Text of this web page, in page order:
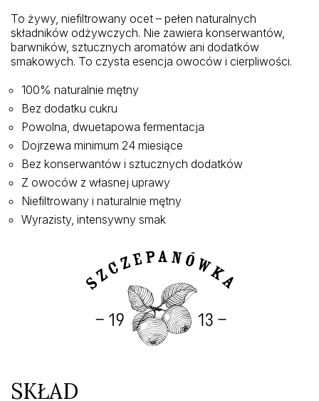
To żywy, niefiltrowany ocet – pełen naturalnych
składników odżywczych. Nie zawiera konserwantów,
barwników, sztucznych aromatów ani dodatków
smakowych. To czysta esencja owoców i cierpliwości.
100% naturalnie mętny
Bez dodatku cukru
Powolna, dwuetapowa fermentacja
Dojrzewa minimum 24 miesiące
Bez konserwantów i sztucznych dodatków
Z owoców z własnej uprawy
Niefiltrowany i naturalnie mętny
Wyrazisty, intensywny smak
SKŁAD